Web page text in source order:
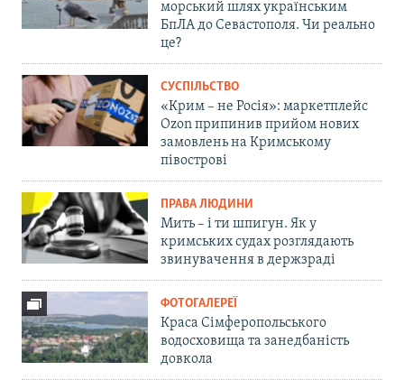
морський шлях українським
БпЛА до Севастополя. Чи реально
це?
СУСПІЛЬСТВО
«Крим – не Росія»: маркетплейс
Ozon припинив прийом нових
замовлень на Кримському
півострові
ПРАВА ЛЮДИНИ
Мить – і ти шпигун. Як у
кримських судах розглядають
звинувачення в держзраді
ФОТОГАЛЕРЕЇ
Краса Сімферопольського
водосховища та занедбаність
довкола